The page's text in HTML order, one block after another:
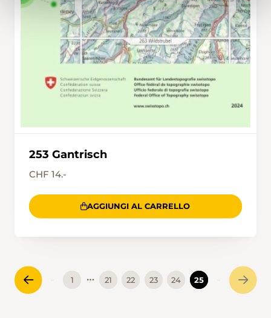
253 Gantrisch
CHF 14.-
AGGIUNGI AL CARRELLO
1 … 21 22 23 24 25